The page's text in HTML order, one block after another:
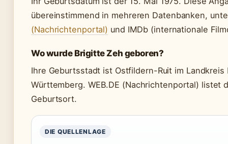
übereinstimmend in mehreren Datenbanken,
(Nachrichtenportal) und IMDb (internationale
Wo wurde Brigitte Zeh geboren?
Ihre Geburtsstadt ist Ostfildern-Ruit im Landkreis
Württemberg. WEB.DE (Nachrichtenportal) listet
Geburtsort.
DIE QUELLENLAGE